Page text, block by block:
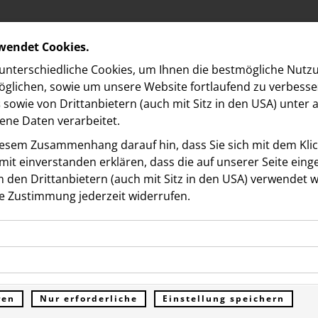
bell“: VIPs und
feiern
Cookies.
Cookies, um Ihnen die best­mögliche
sowie um unsere Website fortlaufend zu
von Drittanbietern (auch mit Sitz in den USA) unter
Daten verarbeitet.
Zusammenhang darauf hin, dass Sie sich mit dem
ein­ver­standen erklären, dass die auf unserer Seite
den Drittanbietern (auch mit Sitz in den USA) verwendet
Zustimmung jederzeit widerrufen.
ermöglichen grundlegende Funktionen und sind für
der Website erforderlich. Diese Cookies
Daten und werden an keine Dritten übermittelt.
erfassen Informationen anonym. Diese Informationen
unsere Besucher unsere Website nutzen.
Nur erforderliche Einstellung speichern